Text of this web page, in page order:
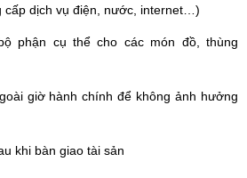
cấp dịch vụ điện, nước, internet…)
phận cụ thể cho các món đồ, thùng
giờ hành chính để không ảnh hưởng
khi bàn giao tài sản